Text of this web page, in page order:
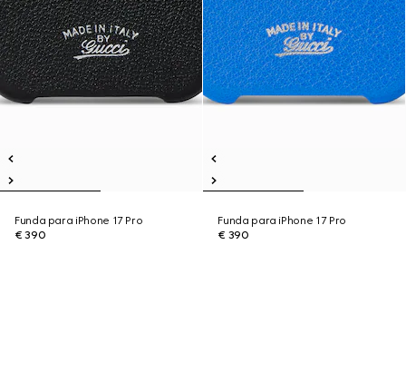
Funda para iPhone 17 Pro
€ 390
Funda para iPhone 17 Pro
€ 390